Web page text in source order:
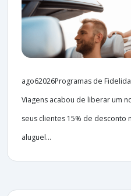
ago62026Programas de
Viagens acabou de liberar um
seus clientes 15% de desconto
aluguel...